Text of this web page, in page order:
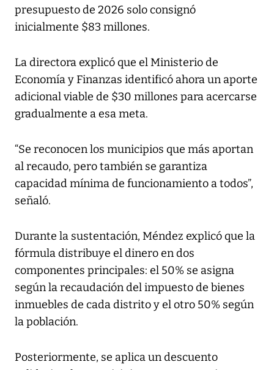
presupuesto de 2026 solo consignó
inicialmente $83 millones.
La directora explicó que el Ministerio de
Economía y Finanzas identificó ahora un aporte
adicional viable de $30 millones para acercarse
gradualmente a esa meta.
“Se reconocen los municipios que más aportan
al recaudo, pero también se garantiza
capacidad mínima de funcionamiento a todos”,
señaló.
Durante la sustentación, Méndez explicó que la
fórmula distribuye el dinero en dos
componentes principales: el 50% se asigna
según la recaudación del impuesto de bienes
inmuebles de cada distrito y el otro 50% según
la población.
Posteriormente, se aplica un descuento